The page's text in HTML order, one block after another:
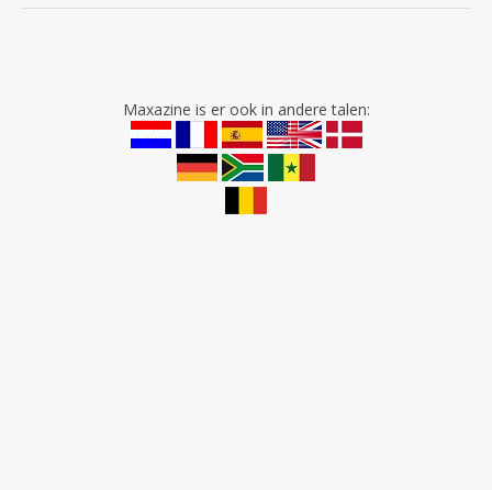
Maxazine is er ook in andere talen: